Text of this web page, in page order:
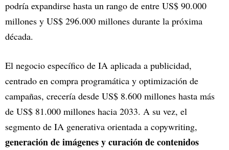
podría expandirse hasta un rango de entre US$ 90.000
millones y US$ 296.000 millones durante la próxima
década.
El negocio específico de IA aplicada a publicidad,
centrado en compra programática y optimización de
campañas, crecería desde US$ 8.600 millones hasta más
de US$ 81.000 millones hacia 2033. A su vez, el
segmento de IA generativa orientada a copywriting,
generación de imágenes y curación de contenidos